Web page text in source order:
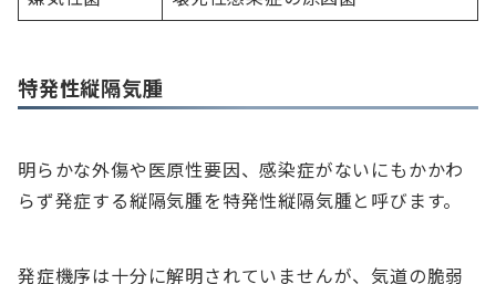
特発性縦隔気腫
明らかな外傷や医原性要因、感染症がないにもかかわ
らず発症する縦隔気腫を特発性縦隔気腫と呼びます。
発症機序は十分に解明されていませんが、気道の脆弱